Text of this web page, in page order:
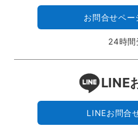
お問合せペー
24時間
LINE
LINEお問合